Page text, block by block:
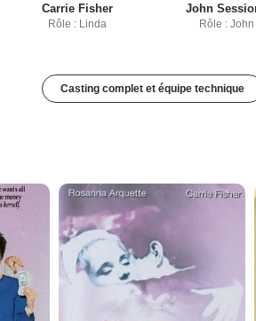
Carrie Fisher
Rôle : Linda
John
Rôle : John
Casting complet et équipe technique